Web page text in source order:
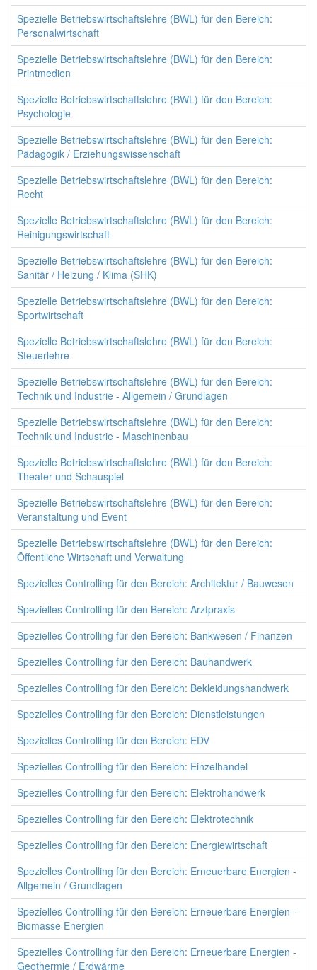
Spezielle Betriebswirtschaftslehre (BWL) für den Bereich:
Personalwirtschaft
Spezielle Betriebswirtschaftslehre (BWL) für den Bereich:
Printmedien
Spezielle Betriebswirtschaftslehre (BWL) für den Bereich:
Psychologie
Spezielle Betriebswirtschaftslehre (BWL) für den Bereich:
Pädagogik / Erziehungswissenschaft
Spezielle Betriebswirtschaftslehre (BWL) für den Bereich:
Recht
Spezielle Betriebswirtschaftslehre (BWL) für den Bereich:
Reinigungswirtschaft
Spezielle Betriebswirtschaftslehre (BWL) für den Bereich:
Sanitär / Heizung / Klima (SHK)
Spezielle Betriebswirtschaftslehre (BWL) für den Bereich:
Sportwirtschaft
Spezielle Betriebswirtschaftslehre (BWL) für den Bereich:
Steuerlehre
Spezielle Betriebswirtschaftslehre (BWL) für den Bereich:
Technik und Industrie - Allgemein / Grundlagen
Spezielle Betriebswirtschaftslehre (BWL) für den Bereich:
Technik und Industrie - Maschinenbau
Spezielle Betriebswirtschaftslehre (BWL) für den Bereich:
Theater und Schauspiel
Spezielle Betriebswirtschaftslehre (BWL) für den Bereich:
Veranstaltung und Event
Spezielle Betriebswirtschaftslehre (BWL) für den Bereich:
Öffentliche Wirtschaft und Verwaltung
Spezielles Controlling für den Bereich: Architektur / Bauwesen
Spezielles Controlling für den Bereich: Arztpraxis
Spezielles Controlling für den Bereich: Bankwesen / Finanzen
Spezielles Controlling für den Bereich: Bauhandwerk
Spezielles Controlling für den Bereich: Bekleidungshandwerk
Spezielles Controlling für den Bereich: Dienstleistungen
Spezielles Controlling für den Bereich: EDV
Spezielles Controlling für den Bereich: Einzelhandel
Spezielles Controlling für den Bereich: Elektrohandwerk
Spezielles Controlling für den Bereich: Elektrotechnik
Spezielles Controlling für den Bereich: Energiewirtschaft
Spezielles Controlling für den Bereich: Erneuerbare Energien -
Allgemein / Grundlagen
Spezielles Controlling für den Bereich: Erneuerbare Energien -
Biomasse Energien
Spezielles Controlling für den Bereich: Erneuerbare Energien -
Geothermie / Erdwärme